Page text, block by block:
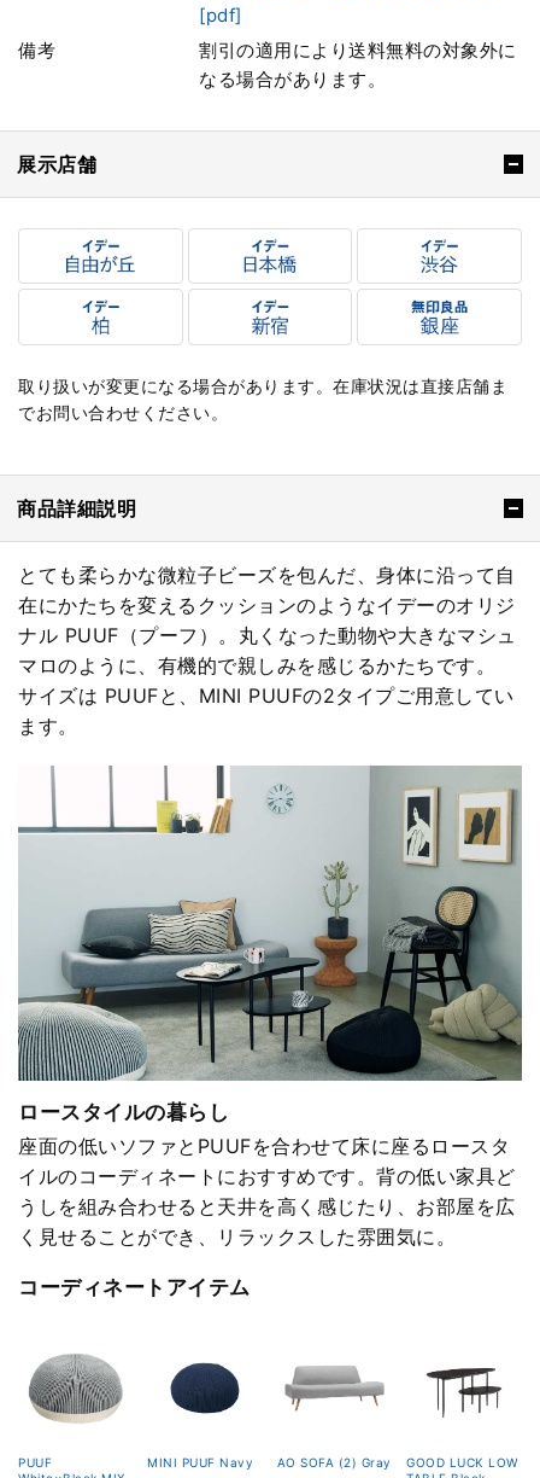
[pdf]
備考
割引の適用により送料無料の対象外に
なる場合があります。
展示店舗
取り扱いが変更になる場合があります。在庫状況は直接店舗ま
でお問い合わせください。
商品詳細説明
とても柔らかな微粒子ビーズを包んだ、身体に沿って自
在にかたちを変えるクッションのようなイデーのオリジ
ナル PUUF（プーフ）。丸くなった動物や大きなマシュ
マロのように、有機的で親しみを感じるかたちです。
サイズは PUUFと、MINI PUUFの2タイプご用意してい
ます。
ロースタイルの暮らし
座面の低いソファとPUUFを合わせて床に座るロースタ
イルのコーディネートにおすすめです。背の低い家具ど
うしを組み合わせると天井を高く感じたり、お部屋を広
く見せることができ、リラックスした雰囲気に。
コーディネートアイテム
PUUF
MINI PUUF Navy AO SOFA (2) Gray
GOOD LUCK LOW